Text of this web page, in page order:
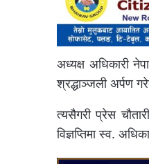
अध्यक्ष अधिकारी
श्रद्धाञ्जली अर्पण
त्यसैगरी प्रेस
विज्ञप्तिमा स्व.